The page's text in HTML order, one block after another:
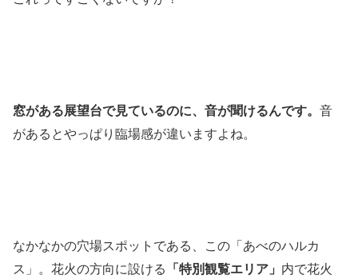
窓がある展望台で見ているのに、音が聞けるんです。音
があるとやっぱり臨場感が違いますよね。
なかなかの穴場スポットである、この「あべのハルカ
ス」。花火の方向に設ける
「特別観覧エリア」 内で花火